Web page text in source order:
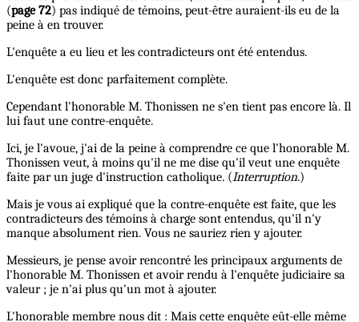
(page 72) pas indiqué de témoins, peut-être auraient-ils eu de la
peine à en trouver.
L'enquête a eu lieu et les contradicteurs ont été entendus.
L'enquête est donc parfaitement complète.
Cependant l'honorable M. Thonissen ne s'en tient pas encore là. Il
lui faut une contre-enquête.
Ici, je l'avoue, j'ai de la peine à comprendre ce que l'honorable M.
Thonissen veut, à moins qu'il ne me dise qu'il veut une enquête
faite par un juge d'instruction catholique. (Interruption.)
Mais je vous ai expliqué que la contre-enquête est faite, que les
contradicteurs des témoins à charge sont entendus, qu'il n'y
manque absolument rien. Vous ne sauriez rien y ajouter.
Messieurs, je pense avoir rencontré les principaux arguments de
l'honorable M. Thonissen et avoir rendu à l'enquête judiciaire sa
valeur ; je n'ai plus qu'un mot à ajouter.
L'honorable membre nous dit : Mais cette enquête eût-elle même